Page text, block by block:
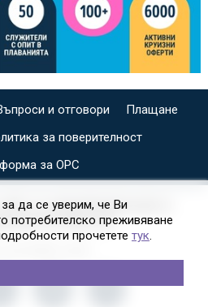
и отговори
Плащане
за поверителност
за ОРС
ЗА ИНДИВИДУАЛНИ И
КРУИЗИ НА
да се уверим, че Ви
потребителско преживяване
прочетете тук.